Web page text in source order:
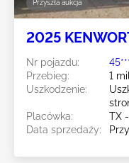
Przyszła aukcja
2025
Nr pojazdu:
Przebieg:
1
Uszkodzenie:
Placówka:
TX
Data sprzedaży: